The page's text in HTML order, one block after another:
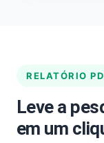
RELATÓRIO
Leve a
em um